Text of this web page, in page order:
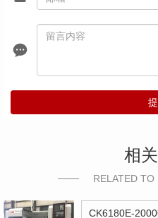
相
RELATED
CK6180E-